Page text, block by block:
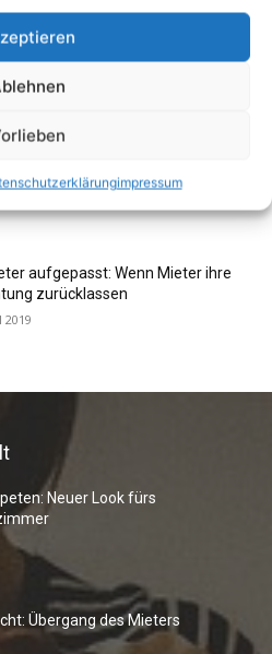
impressum
im Alltag: Moderne
2021
aufgepasst: Wenn Mieter ihre
zurücklassen
2019
Neuer Look fürs
Übergang des Mieters